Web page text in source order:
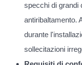
specchi di grandi
antiribaltamento.
durante
sollecitazioni